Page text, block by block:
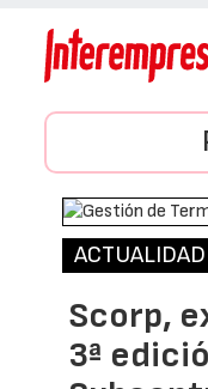
ACTUALIDAD
Scorp,
3ª